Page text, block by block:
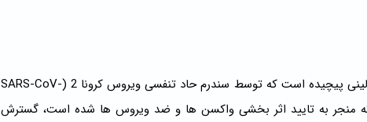
بیماری کروناویروس 2019 (COVID-19) یک سندرم بالینی پیچیده است که توسط سندرم حاد تنفسی ویروس کرونا 2 (SARS-CoV-
که منجر به تایید اثر بخشی واکسن ها و ضد ویروس ها شده است، گسترش